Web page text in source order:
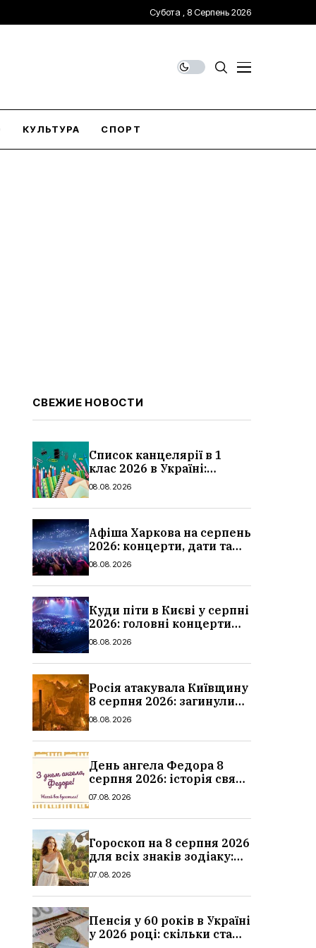
Субота , 8 Серпень 2026
КУЛЬТУРА СПОРТ
СВЕЖИЕ НОВОСТИ
Список канцелярії в 1
клас 2026 в Україні:
повний чек-лист для
08.08.2026
Афіша Харкова на серпень
2026: концерти, дати та
ціни квитків
08.08.2026
Куди піти в Києві у серпні
2026: головні концерти
місяця, дати, артисти та
08.08.2026
Росія атакувала Київщину
8 серпня 2026: загинули
троє людей, серед них
08.08.2026
День ангела Федора 8
серпня 2026: історія свята,
значення імені,
прозі
07.08.2026
Гороскоп на 8 серпня 2026
для всіх знаків зодіаку:
кохання, гроші та справи
07.08.2026
Пенсія у 60 років в Україні
у 2026 році: скільки стажу